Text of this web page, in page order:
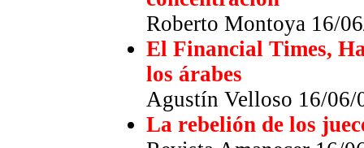
Roberto Montoya 16/
El Financial Times,
los árabes
Agustín Velloso 16/06/
La rebelión de los